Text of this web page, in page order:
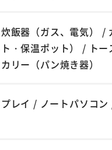
飯器（ガス、電気） /
・保温ポット） / ト
リー（パン焼き器）
レイ / ノートパソコ